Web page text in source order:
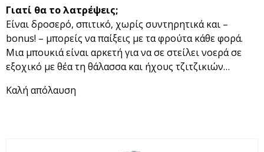
Γιατί θα το λατρέψεις;
Είναι δροσερό, σπιτικό, χωρίς συντηρητικά και –
bonus! – μπορείς να παίξεις με τα φρούτα κάθε φορά.
Μια μπουκιά είναι αρκετή για να σε στείλει νοερά σε
εξοχικό με θέα τη θάλασσα και ήχους τζιτζικιών…
Καλή απόλαυση